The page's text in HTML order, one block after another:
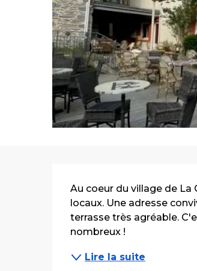
Au coeur du village de La
locaux. Une adresse
terrasse très agréable.
nombreux !
Lire la suite